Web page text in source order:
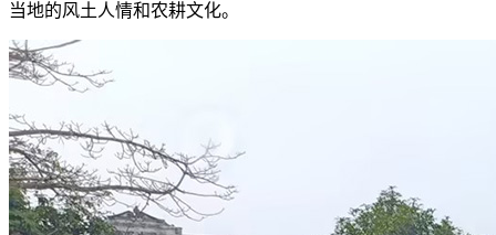
当地的风土人情和农耕文化。